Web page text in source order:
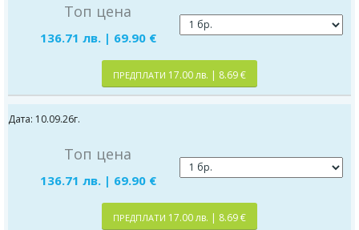
Топ цена
136.71 лв. | 69.90 €
ПРЕДПЛАТИ 17.00 лв. | 8.69 €
Дата: 10.09.26г.
Топ цена
136.71 лв. | 69.90 €
ПРЕДПЛАТИ 17.00 лв. | 8.69 €